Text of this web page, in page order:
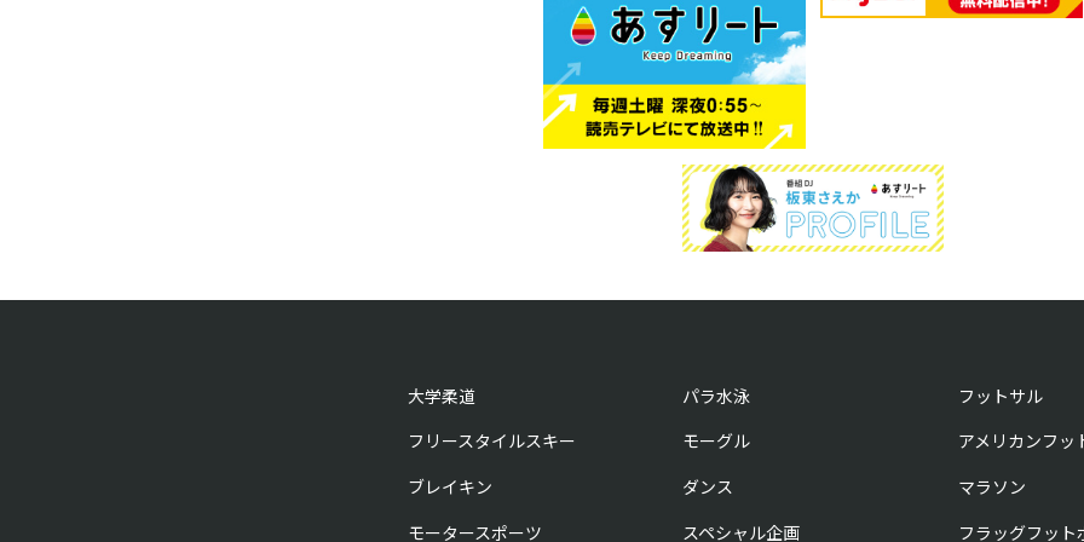
大学柔道 パラ水泳
フットサル
フリースタイルスキー
モーグル
アメリカンフッ
ブレイキン
ダンス
マラソン
モータースポーツ
スペシャル企画 フラッグフット